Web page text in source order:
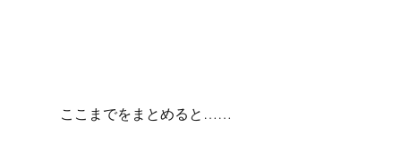
ここまでをまとめると……